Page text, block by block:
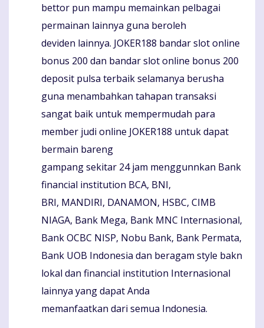
bettor pun mampu memainkan pelbagai
permainan lainnya guna beroleh
deviden lainnya. JOKER188 bandar slot online
bonus 200 dan bandar slot online bonus 200
deposit pulsa terbaik selamanya berusha
guna menambahkan tahapan transaksi
sangat baik untuk mempermudah para
member judi online JOKER188 untuk dapat
bermain bareng
gampang sekitar 24 jam menggunnkan Bank
financial institution BCA, BNI,
BRI, MANDIRI, DANAMON, HSBC, CIMB
NIAGA, Bank Mega, Bank MNC Internasional,
Bank OCBC NISP, Nobu Bank, Bank Permata,
Bank UOB Indonesia dan beragam style bakn
lokal dan financial institution Internasional
lainnya yang dapat Anda
memanfaatkan dari semua Indonesia.